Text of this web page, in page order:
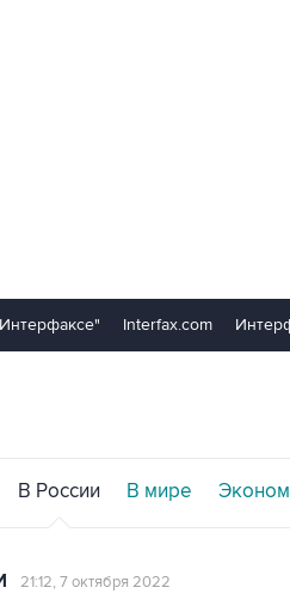
Interfax.com
В России В мире
21:12, 7 октября 2022